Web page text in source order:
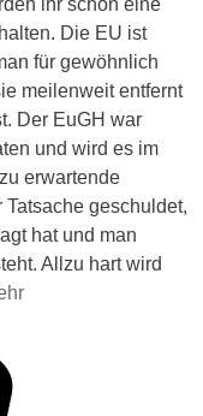
ihr schon eine
Die EU ist
für gewöhnlich
meilenweit entfernt
Der EuGH war
und wird es im
erwartende
geschuldet,
hat und man
Allzu hart wird